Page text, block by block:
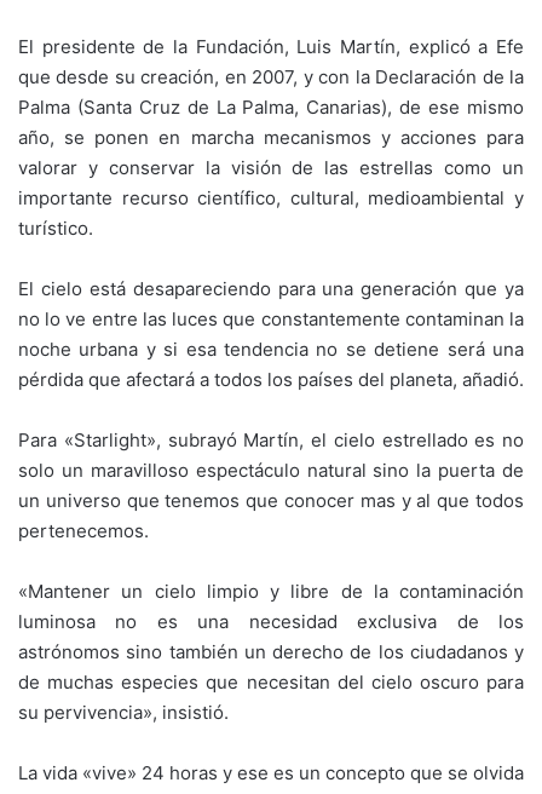
El presidente de la Fundación, Luis Martín, explicó a Efe
que desde su creación, en 2007, y con la Declaración de la
Palma (Santa Cruz de La Palma, Canarias), de ese mismo
año, se ponen en marcha mecanismos y acciones para
valorar y conservar la visión de las estrellas como un
importante recurso científico, cultural, medioambiental y
turístico.
El cielo está desapareciendo para una generación que ya
no lo ve entre las luces que constantemente contaminan la
noche urbana y si esa tendencia no se detiene será una
pérdida que afectará a todos los países del planeta, añadió.
Para «Starlight», subrayó Martín, el cielo estrellado es no
solo un maravilloso espectáculo natural sino la puerta de
un universo que tenemos que conocer mas y al que todos
pertenecemos.
«Mantener un cielo limpio y libre de la contaminación
luminosa no es una necesidad exclusiva de los
astrónomos sino también un derecho de los ciudadanos y
de muchas especies que necesitan del cielo oscuro para
su pervivencia», insistió.
La vida «vive» 24 horas y ese es un concepto que se olvida